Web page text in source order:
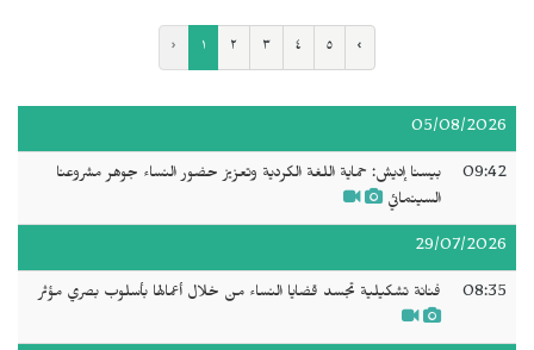
‹ ١ ٢ ٣ ٤ ٥ ›
05/08/2026
09:42
بيسنا إديش: حماية اللغة الكردية وتعزيز حضور النساء جوهر مشروعنا
السينمائي
29/07/2026
08:35 فنانة تشكيلية تجسد قضايا النساء من خلال أعمالها بأسلوب بصري مؤثر